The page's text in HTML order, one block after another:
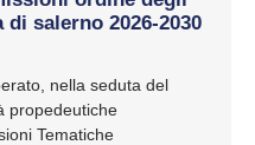
salerno 2026-2030
nella seduta del
propedeutiche
Tematiche